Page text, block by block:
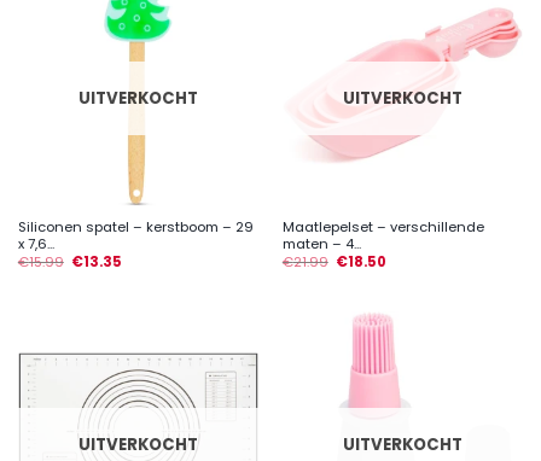
UITVERKOCHT
Siliconen spatel – kerstboom – 29
x 7,6...
€15.99 €13.35
UITVERKOCHT
Maatlepelset – verschillende
maten – 4...
€21.99 €18.50
UITVERKOCHT UITVERKOCHT